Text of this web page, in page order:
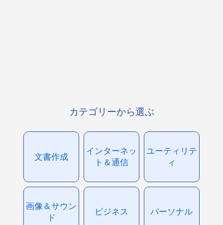
カテゴリーから選ぶ
文書作成
インターネッ
ト＆通信
ユーティリテ
ィ
画像＆サウン
ド
ビジネス パーソナル